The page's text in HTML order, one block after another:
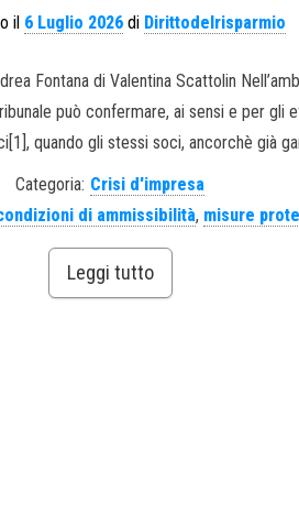
il 6 Luglio 2026di Dirittodelrisparmio
Fontana di Valentina Scattolin
può confermare, ai sensi e per gli
quando gli stessi soci, ancorchè già
Categoria: Crisi d'impresa
di ammissibilità, misure
Leggi tutto